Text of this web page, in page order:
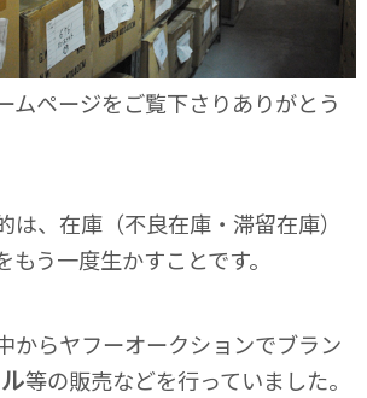
ムページをご覧下さりありがとう
は、在庫（不良在庫・滞留在庫）
もう一度生かすことです。
からヤフーオークションでブラン
等の販売などを行っていました。